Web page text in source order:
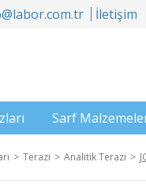
İletişim
Sarf
Terazi Analitik Terazi